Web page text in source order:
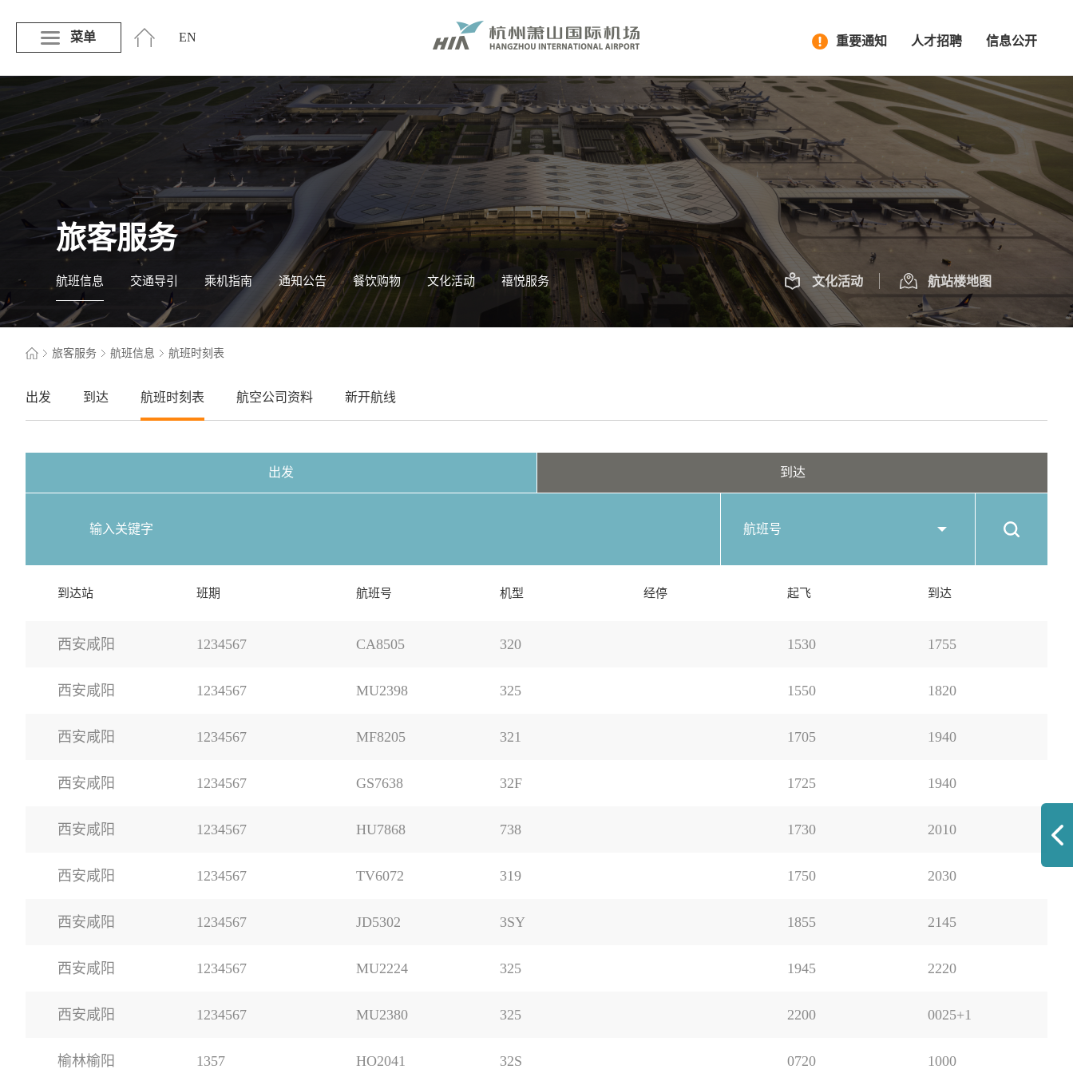
菜单 EN 信息公开
人才招聘
重要通知
旅客服务
航班信息 交通导引 乘机指南 通知公告 餐饮购物 文化活动 禧悦服务 文化活动 航站楼地图
旅客服务 航班信息 航班时刻表
出发 到达 航班时刻表 航空公司资料 新开航线
出发 到达
航班号
到达站 班期 航班号 机型 经停 起飞 到达
西安咸阳 1234567 CA8505 320 1530 1755
西安咸阳 1234567 MU2398 325 1550 1820
西安咸阳 1234567 MF8205 321 1705 1940
西安咸阳 1234567 GS7638 32F 1725 1940
西安咸阳 1234567 HU7868 738 1730 2010
西安咸阳 1234567 TV6072 319 1750 2030
西安咸阳 1234567 JD5302 3SY 1855 2145
西安咸阳 1234567 MU2224 325 1945 2220
西安咸阳 1234567 MU2380 325 2200 0025+1
榆林榆阳 1357 HO2041 32S 0720 1000